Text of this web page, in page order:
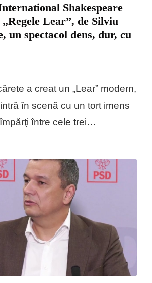
Shakespeare
Lear”, de Silviu
un spectacol dens, dur, cu
a creat un „Lear” modern,
în scenă cu un tort imens
între cele trei…